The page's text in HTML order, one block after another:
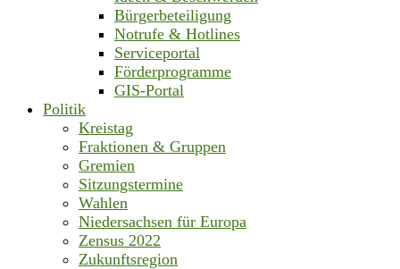
Bürgerbeteiligung
Notrufe & Hotlines
Serviceportal
Förderprogramme
GIS-Portal
Politik
Kreistag
Fraktionen & Gruppen
Gremien
Sitzungstermine
Wahlen
Niedersachsen für Europa
Zensus 2022
Zukunftsregion